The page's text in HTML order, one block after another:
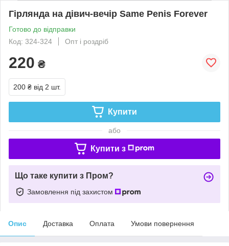
Гірлянда на дівич-вечір Same Penis Forever
Готово до відправки
Код: 324-324
Опт і роздріб
220 ₴
200 ₴ від 2 шт.
Купити
або
Купити з
Що таке купити з Пром?
Замовлення під захистом
Опис Доставка Оплата Умови повернення